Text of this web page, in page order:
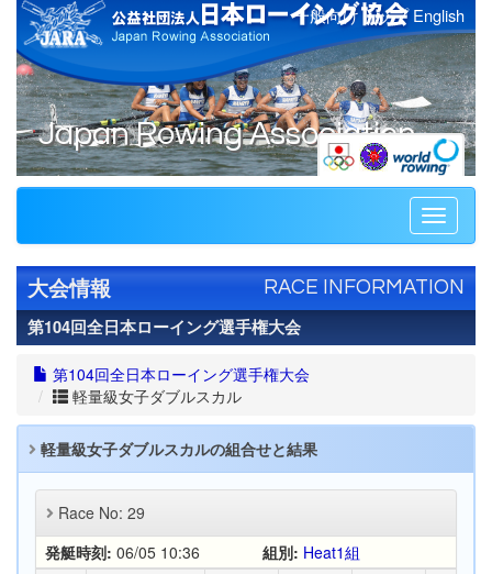
Japan Rowing Association
一般向けトップ English
Toggle
大会情報 RACE INFORMATION
第104回全日本ローイング選手権大会
第104回全日本ローイング選手権大会
軽量級女子ダブルスカル
軽量級女子ダブルスカルの組合せと結果
Race No: 29
発艇時刻: 06/05 10:36 組別: Heat1組